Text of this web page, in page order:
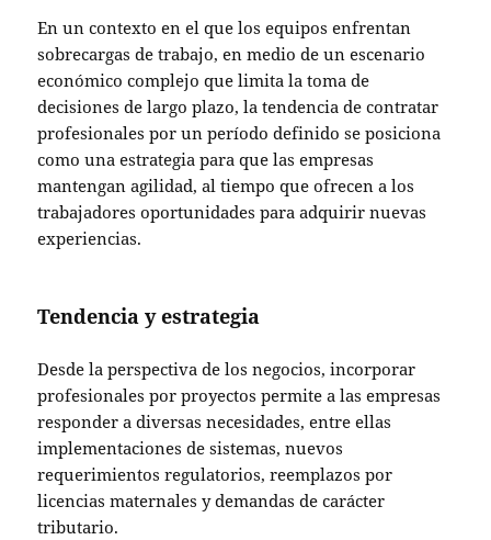
En un contexto en el que los equipos enfrentan
sobrecargas de trabajo, en medio de un escenario
económico complejo que limita la toma de
decisiones de largo plazo, la tendencia de contratar
profesionales por un período definido se posiciona
como una estrategia para que las empresas
mantengan agilidad, al tiempo que ofrecen a los
trabajadores oportunidades para adquirir nuevas
experiencias.
Tendencia y estrategia
Desde la perspectiva de los negocios, incorporar
profesionales por proyectos permite a las empresas
responder a diversas necesidades, entre ellas
implementaciones de sistemas, nuevos
requerimientos regulatorios, reemplazos por
licencias maternales y demandas de carácter
tributario.